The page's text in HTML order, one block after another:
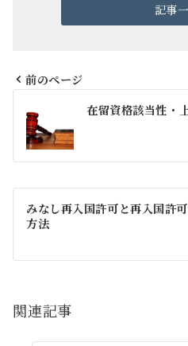
記事
稿
ナ
ビ
ゲ
ー
シ
ン
前のページ
在留資格該当性・
みなし再入国許可と再入国許
方法
関連記事